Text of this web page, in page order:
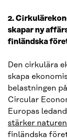
2.
skapar ny
finländska
Den cirkulära
skapa
belastningen
Circular
Europas
stärker naturen
finländska